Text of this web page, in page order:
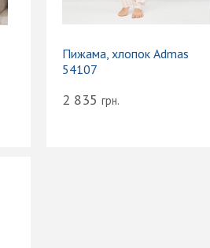
Пижама, хлопок Admas
54107
2 835грн.